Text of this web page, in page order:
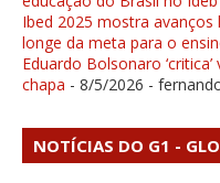
Ibed 2025 mostra
longe da meta para o
Eduardo Bolsonaro
chapa - 8/5/2026 -
NOTÍCIAS DO G1 -